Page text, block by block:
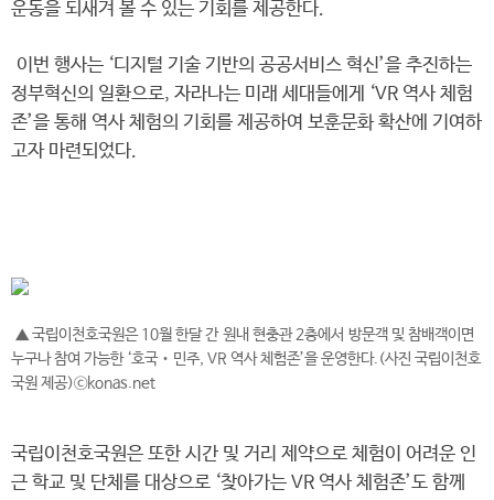
운동을 되새겨 볼 수 있는 기회를 제공한다.
이번 행사는 ‘디지털 기술 기반의 공공서비스 혁신’을 추진하는
정부혁신의 일환으로, 자라나는 미래 세대들에게 ‘VR 역사 체험
존’을 통해 역사 체험의 기회를 제공하여 보훈문화 확산에 기여하
고자 마련되었다.
▲ 국립이천호국원은 10월 한달 간 원내 현충관 2층에서 방문객 및 참배객이면
누구나 참여 가능한 ‘호국‧민주, VR 역사 체험존’을 운영한다.(사진 국립이천호
국원 제공)ⓒkonas.net
국립이천호국원은 또한 시간 및 거리 제약으로 체험이 어려운 인
근 학교 및 단체를 대상으로 ‘찾아가는 VR 역사 체험존’도 함께